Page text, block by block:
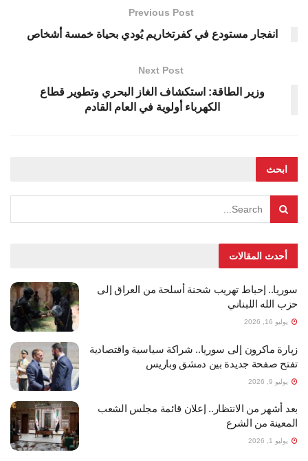
Previous Post
انفجار مستودع في كفرتخاريم يُودي بحياة خمسة أشخاص
Next Post
وزير الطاقة: استكشاف الغاز البحري وتطوير قطاع
الكهرباء أولوية في العام القادم
ابحث
أحدث المقالات
سوريا.. إحباط تهريب شحنة أسلحة من العراق إلى
حزب الله اللبناني
يوليو 16, 2026
زيارة ماكرون إلى سوريا.. شراكة سياسية واقتصادية
تفتح صفحة جديدة بين دمشق وباريس
يوليو 9, 2026
بعد أشهر من الانتظار.. إعلان قائمة مجلس الشعب
المعينة من الشرع
يوليو 1, 2026